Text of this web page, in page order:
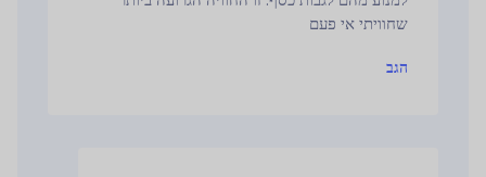
שחוויתי אי פעם
הגב